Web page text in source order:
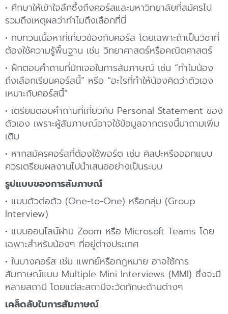
• ศึกษาให้เข้าใจลึกซึ้งถึงคอร์สและมหาวิทยาลัยที่สมัครไป
รวมถึงเหตุผลว่าทำไมถึงเลือกที่นี่
• ทบทวนเนื้อหาที่เกี่ยวข้องกับคอร์ส โดยเฉพาะถ้าเป็นวิชาที่
ต้องใช้ความรู้พื้นฐาน เช่น วิทยาศาสตร์หรือคณิตศาสตร์
• ฝึกตอบคำถามที่มักเจอในการสัมภาษณ์ เช่น “ทำไมน้อง
ถึงเลือกเรียนคอร์สนี้” หรือ “อะไรที่ทำให้น้องคิดว่าตัวเอง
เหมาะกับคอร์สนี้”
• เตรียมตอบคำถามที่เกี่ยวกับ Personal Statement ของ
ตัวเอง เพราะผู้สัมภาษณ์อาจใช้ข้อมูลจากตรงนี้มาถามเพิ่ม
เติม
• หากสมัครคอร์สที่ต้องใช้พอร์ต เช่น ศิลปะหรือออกแบบ
ควรเตรียมผลงานไปนำเสนออย่างเป็นระบบ
รูปแบบของการสัมภาษณ์
• แบบตัวต่อตัว (One-to-One) หรือกลุ่ม (Group
Interview)
• แบบออนไลน์ผ่าน Zoom หรือ Microsoft Teams โดย
เฉพาะสำหรับน้องๆ ที่อยู่ต่างประเทศ
• ในบางคอร์ส เช่น แพทย์หรือกฎหมาย อาจใช้การ
สัมภาษณ์แบบ Multiple Mini Interviews (MMI) ซึ่งจะมี
หลายสถานี โดยแต่ละสถานีจะวัดทักษะด้านต่างๆ
เคล็ดลับในการสัมภาษณ์